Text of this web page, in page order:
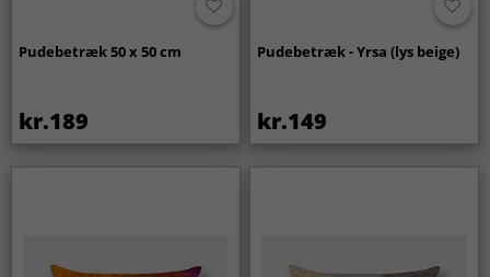
Pudebetræk 50 x 50 cm
kr.189
Pudebetræk - Yrsa (lys beige)
kr.149